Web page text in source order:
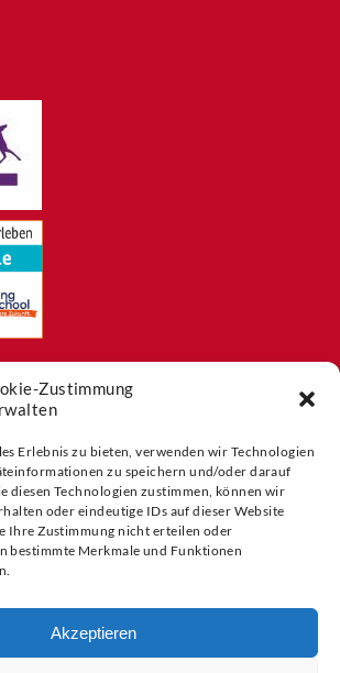
Zustimmung
Erlebnis zu bieten, verwenden wir Technologien
zu speichern und/oder darauf
diesen Technologien zustimmen, können wir
oder eindeutige IDs auf dieser Website
Ihre Zustimmung nicht erteilen oder
bestimmte Merkmale und Funktionen
Akzeptieren